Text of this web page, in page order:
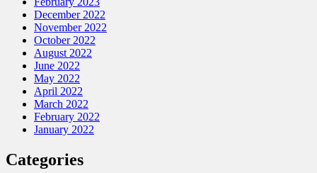
December 2022
November 2022
October 2022
August 2022
June 2022
May 2022
April 2022
March 2022
February 2022
January 2022
Categories